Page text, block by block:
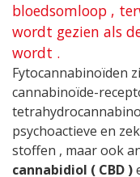
bloedsomloop ,
wordt gezien als
wordt .
Fytocannabinoïden
cannabinoïde-
psychoactieve en
stoffen , maar ook
cannabidiol ( CBD )